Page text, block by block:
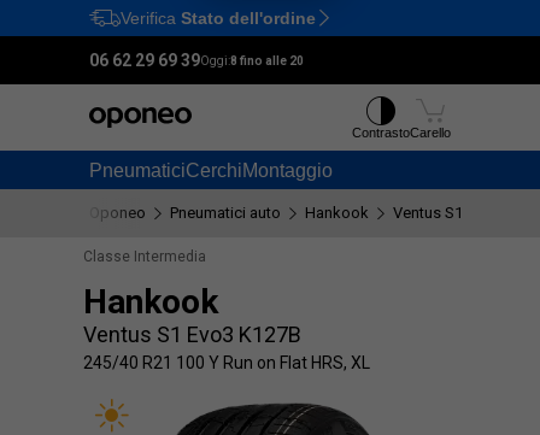
Ctrl M
Verifica Stato dell'ordine
06 62 29 69 39Oggi:8 fino alle 20
PneumaticiCerchiMontaggio
ContrastoCarello
Oponeo Pneumatici auto Hankook Ventus S1 Evo3
Classe Intermedia
Hankook
Ventus S1 Evo3 K127B
245/40 R21 100 Y Run on Flat HRS, XL